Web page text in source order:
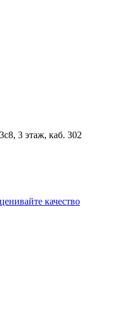
3 этаж, каб. 302